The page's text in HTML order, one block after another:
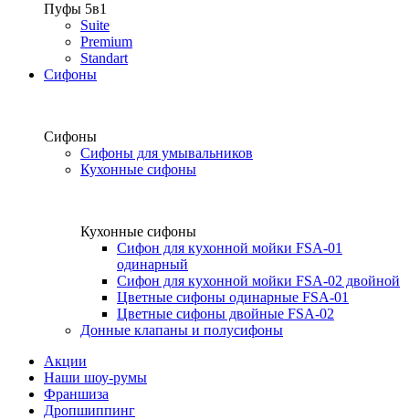
Пуфы 5в1
Suite
Premium
Standart
Сифоны
Сифоны
Сифоны для умывальников
Кухонные сифоны
Кухонные сифоны
Сифон для кухонной мойки FSA-01
одинарный
Сифон для кухонной мойки FSA-02 двойной
Цветные сифоны одинарные FSA-01
Цветные сифоны двойные FSA-02
Донные клапаны и полусифоны
Акции
Наши шоу-румы
Франшиза
Дропшиппинг